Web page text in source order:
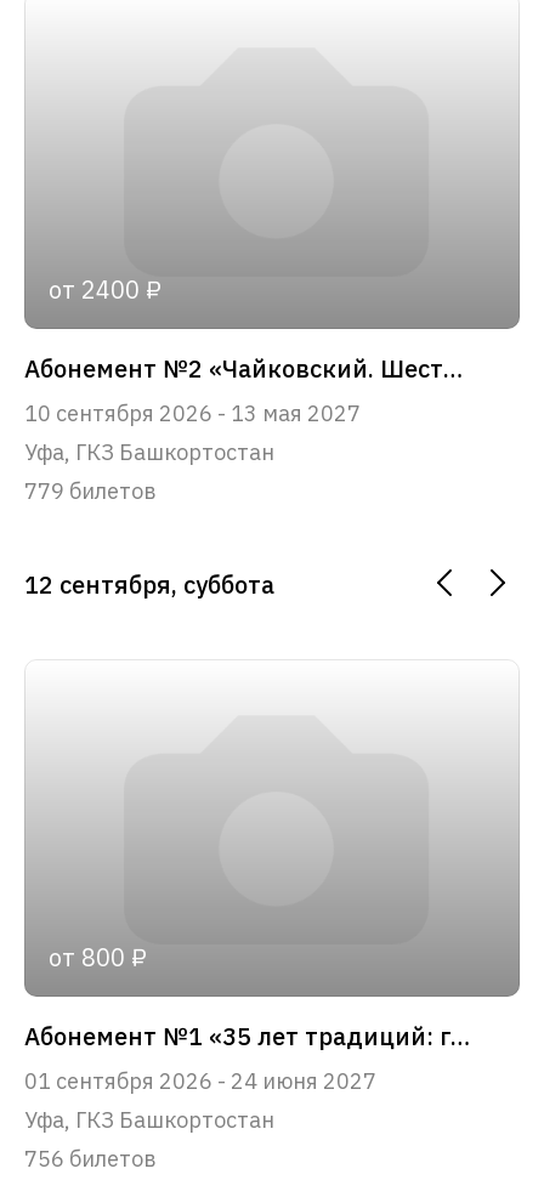
от 2400 ₽
Абонемент №2 «Чайковский. Шесть вечеров»
10 сентября 2026 - 13 мая 2027
Уфа, ГКЗ Башкортостан
779 билетов
12 сентября, суббота
от 800 ₽
Абонемент №1 «35 лет традиций: главные события сезона»
01 сентября 2026 - 24 июня 2027
Уфа, ГКЗ Башкортостан
756 билетов